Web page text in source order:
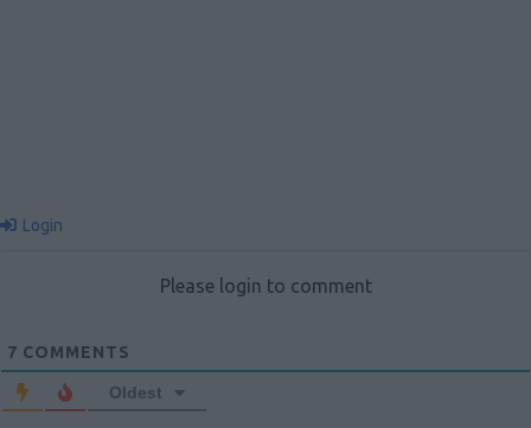
Login
Please login to comment
7 COMMENTS
Oldest